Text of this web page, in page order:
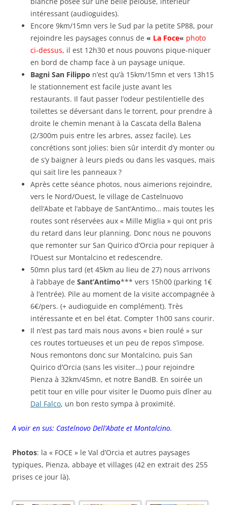
intéressant (audioguides).
Encore 9km/15mn vers le Sud par la petite SP88, pour
rejoindre les paysages connus de « La Foce« photo
ci-dessus, il est 12h30 et nous pouvons pique-niquer
en bord de champ face à un paysage unique.
Bagni San Filippo n’est qu’à 15km/15mn et vers 13h15
le stationnement est facile juste avant les
restaurants. Il faut passer l’odeur pestilentielle des
toilettes se déversant dans le torrent, pour prendre à
droite le chemin menant à la Cascata della Balena
(2/300m puis entre les arbres, assez facile). Les
concrétions sont jolies: bien sûr interdit d’y monter ou
de s’y baigner à leurs pieds ou dans les vasques, mais
qui sait lire les panneaux ?
Après cette séance photos, nous aimerions rejoindre,
vers le Nord/Ouest, le village de Castelnuovo
dell’Abate et l’abbaye de Sant’Antimo… mais toutes les
routes sont réservées aux « Mille Miglia » qui ont pris
du retard dans leur planning. Donc nous ne pouvons
que remonter sur San Quirico d’Orcia pour repiquer à
l’Ouest sur Montalcino et redescendre.
50mn plus tard (et 45km au lieu de 27) nous arrivons
à l’abbaye de Sant’Antimo*** vers 15h00 (parking 1€
à l’entrée). Pile au moment de la visite accompagnée à
6€/pers. (+ audioguide en complément). Très
intéressante et en bel état. Compter 1h00 sans courir.
Il n’est pas tard mais nous avons « bien roulé » sur
ces routes tortueuses et un peu de repos s’impose.
Nous remontons donc sur Montalcino, puis San
Quirico d’Orcia (sans les visiter…) pour rejoindre
Pienza à 32km/45mn, et notre BandB. En soirée un
petit tour en ville pour visiter le Duomo puis dîner au
Dal Falco, un bon resto sympa à proximité.
A voir en sus: Castelnovo Dell’Abate et Montalcino.
Photos: la « FOCE » le Val d’Orcia et autres paysages
typiques, Pienza, abbaye et villages (42 en extrait des 255
prises ce jour là).